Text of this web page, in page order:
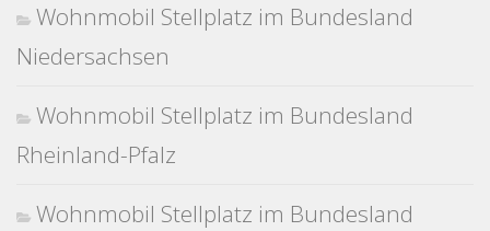
Wohnmobil Stellplatz im Bundesland
Niedersachsen
Wohnmobil Stellplatz im Bundesland
Rheinland-Pfalz
Wohnmobil Stellplatz im Bundesland